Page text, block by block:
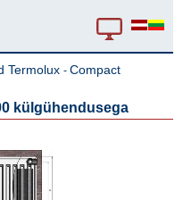
Termolux-Compact
külgühendusega